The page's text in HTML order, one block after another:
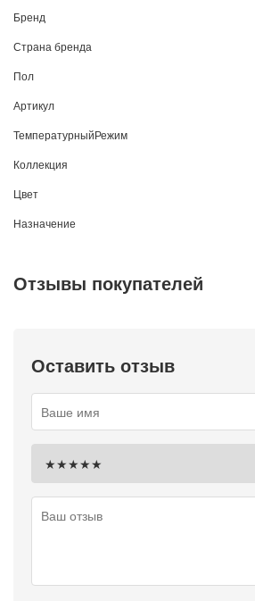
Бренд
Страна бренда
Пол
Артикул
ТемпературныйРежим
Коллекция
Цвет
Назначение
Отзывы покупателей
Оставить отзыв